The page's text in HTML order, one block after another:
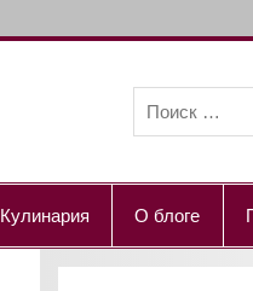
Кулинария О блоге